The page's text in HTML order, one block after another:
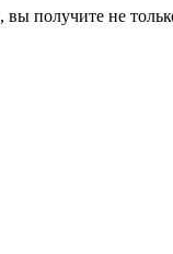
получите не